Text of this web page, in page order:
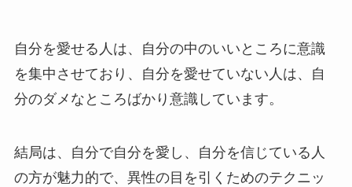
自分を愛せる人は、自分の中のいいところに意識
を集中させており、自分を愛せていない人は、自
分のダメなところばかり意識しています。
結局は、自分で自分を愛し、自分を信じている人
の方が魅力的で、異性の目を引くためのテクニッ